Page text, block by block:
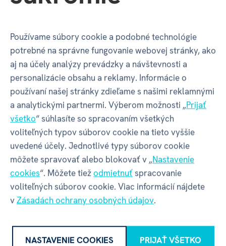
posielame z ČR
30 dní na vrátenie tovaru,
bez zbytočných komplikácií
Náhradné diely
a komponenty zadarmo
Aj nás baví
Instagram.
Používame súbory cookie a podobné technológie
potrebné na správne fungovanie webovej stránky, ako
aj na účely analýzy prevádzky a návštevnosti a
personalizácie obsahu a reklamy. Informácie o
používaní našej stránky zdieľame s našimi reklamnými
a analytickými partnermi. Výberom možnosti „Prijať
všetko“ súhlasíte so spracovaním všetkých
voliteľných typov súborov cookie na tieto vyššie
uvedené účely. Jednotlivé typy súborov cookie
môžete spravovať alebo blokovať v „Nastavenie
cookies“. Môžete tiežodmietnuťspracovanie
voliteľných súborov cookie. Viac informácií nájdete
vZásadách ochrany osobných údajov.
NASTAVENIE COOKIES PRIJAŤ VŠETKO